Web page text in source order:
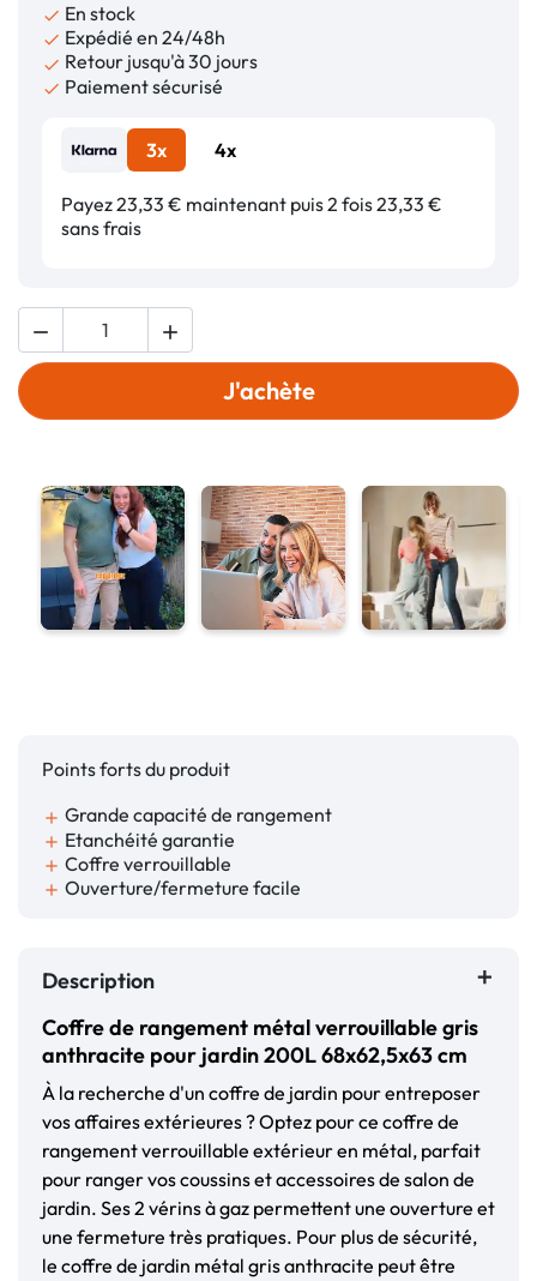
 En stock
 Expédié en 24/48h
 Retour jusqu'à 30 jours
 Paiement sécurisé
3x 4x
Payez 23,33 € maintenant puis 2 fois 23,33 €
sans frais
 
J'achète
Points forts du produit
add Grande capacité de rangement
add Etanchéité garantie
add Coffre verrouillable
add Ouverture/fermeture facile
Description
Coffre de rangement métal verrouillable gris
anthracite pour jardin 200L 68x62,5x63 cm
À la recherche d'un coffre de jardin pour entreposer
vos affaires extérieures ? Optez pour ce coffre de
rangement verrouillable extérieur en métal, parfait
pour ranger vos coussins et accessoires de salon de
jardin. Ses 2 vérins à gaz permettent une ouverture et
une fermeture très pratiques. Pour plus de sécurité,
le coffre de jardin métal gris anthracite peut être